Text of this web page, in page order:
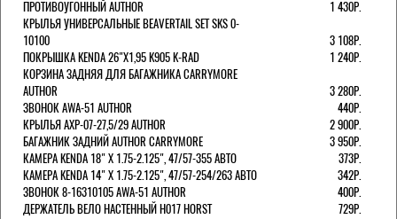
ПРОТИВОУГОННЫЙ AUTHOR
1 430Р.
КРЫЛЬЯ УНИВЕРСАЛЬНЫЕ BEAVERTAIL SET SKS 0-
10100
3 108Р.
ПОКРЫШКА KENDA 26"Х1,95 K905 K-RAD
1 240Р.
КОРЗИНА ЗАДНЯЯ ДЛЯ БАГАЖНИКА CARRYMORE
AUTHOR
3 280Р.
ЗВОНОК AWA-51 AUTHOR
440Р.
КРЫЛЬЯ AXP-07-27,5/29 AUTHOR
2 900Р.
БАГАЖНИК ЗАДНИЙ AUTHOR CARRYMORE
3 950Р.
КАМЕРА KENDA 18" Х 1.75-2.125", 47/57-355 АВТО
373Р.
КАМЕРА KENDA 14" Х 1.75-2.125", 47/57-254/263 АВТО
342Р.
ЗВОНОК 8-16310105 AWA-51 AUTHOR
400Р.
ДЕРЖАТЕЛЬ ВЕЛО НАСТЕННЫЙ H017 HORST
729Р.